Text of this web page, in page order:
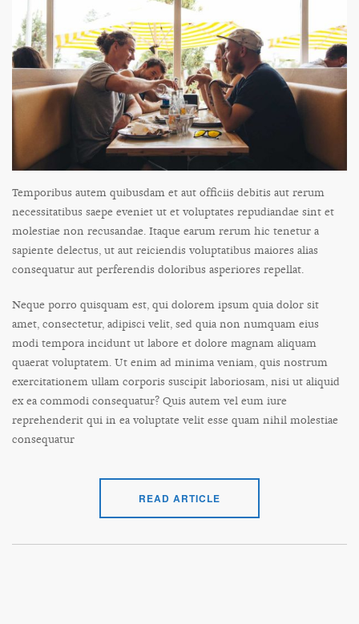
Temporibus autem quibusdam et aut officiis debitis aut rerum
necessitatibus saepe eveniet ut et voluptates repudiandae sint et
molestiae non recusandae. Itaque earum rerum hic tenetur a
sapiente delectus, ut aut reiciendis voluptatibus maiores alias
consequatur aut perferendis doloribus asperiores repellat.
Neque porro quisquam est, qui dolorem ipsum quia dolor sit
amet, consectetur, adipisci velit, sed quia non numquam eius
modi tempora incidunt ut labore et dolore magnam aliquam
quaerat voluptatem. Ut enim ad minima veniam, quis nostrum
exercitationem ullam corporis suscipit laboriosam, nisi ut aliquid
ex ea commodi consequatur? Quis autem vel eum iure
reprehenderit qui in ea voluptate velit esse quam nihil molestiae
consequatur
READ ARTICLE